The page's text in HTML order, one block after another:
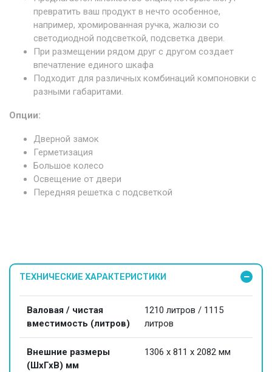
превратить ваш продукт в нечто особенное,
например, хромированная ручка, жалюзи со
светодиодной подсветкой, подсветка двери.
При размещении рядом друг с другом создает
впечатление единого шкафа
Подходит для различных комбинаций компоновки с
разными габаритами.
Опции:
Дверной замок
Герметизация
Большое колесо
Освещение от двери
Передняя решетка с подсветкой
ТЕХНИЧЕСКИЕ ХАРАКТЕРИСТИКИ
Валовая / чистая
вместимость (литров)
1210 литров / 1115
литров
Внешние размеры
(ШхГхВ) мм
1306 x 811 x 2082 мм